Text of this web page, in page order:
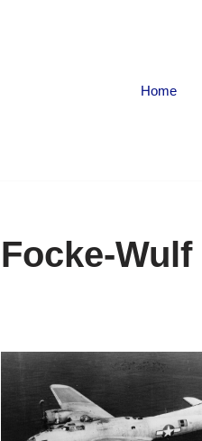
Home
Focke-Wulf